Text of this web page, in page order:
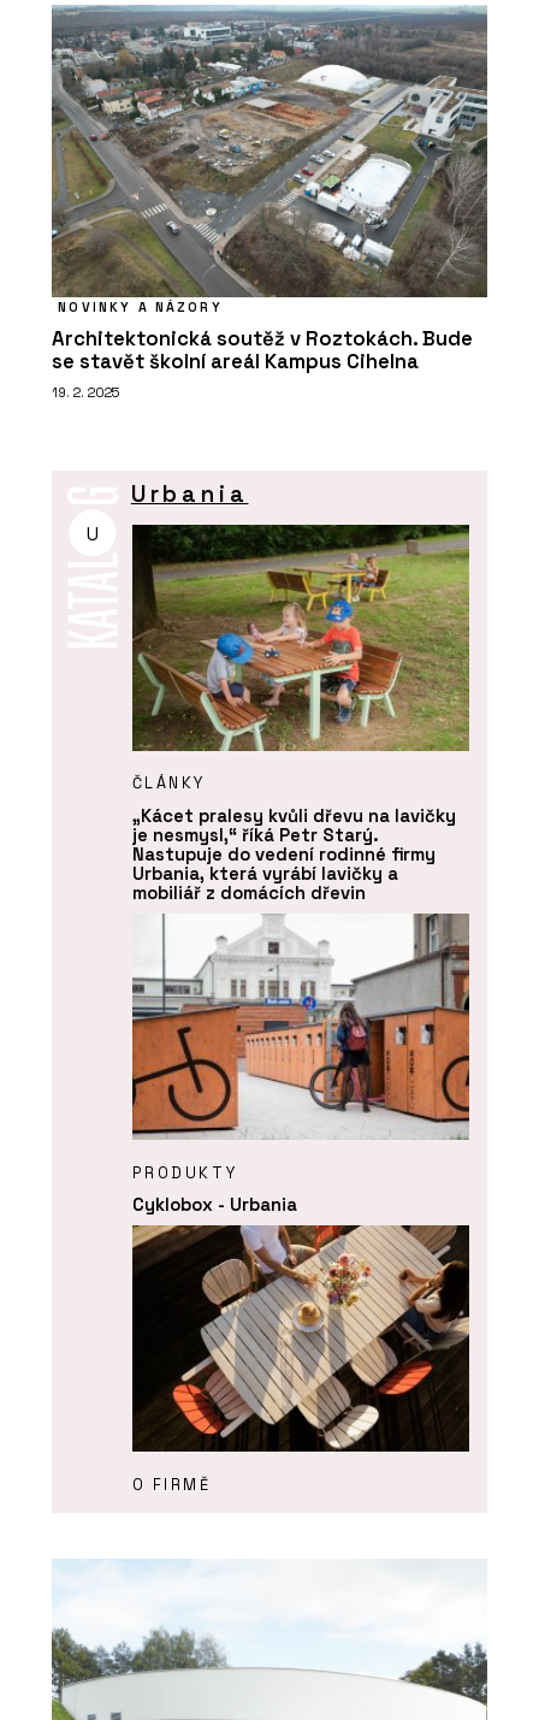
NOVINKY A NÁZORY
Architektonická soutěž v Roztokách. Bude
se stavět školní areál Kampus Cihelna
19. 2. 2025
U
Urbania
ČLÁNKY
„Kácet pralesy kvůli dřevu na lavičky
je nesmysl,“ říká Petr Starý.
Nastupuje do vedení rodinné firmy
Urbania, která vyrábí lavičky a
mobiliář z domácích dřevin
PRODUKTY
Cyklobox - Urbania
O FIRMĚ